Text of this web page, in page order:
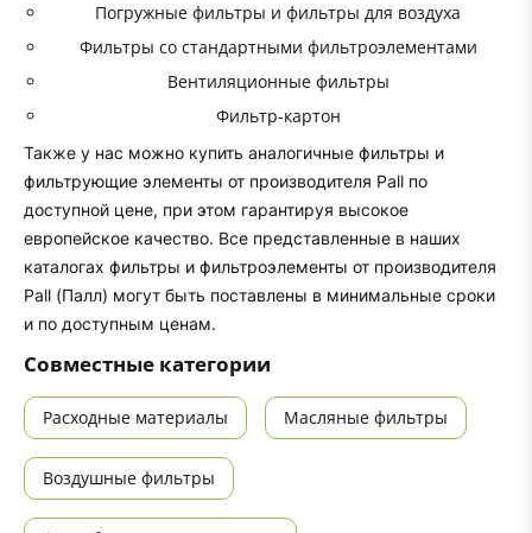
Погружные фильтры и фильтры для воздуха
Фильтры со стандартными фильтроэлементами
Вентиляционные фильтры
Фильтр-картон
Также у нас можно купить аналогичные фильтры и
фильтрующие элементы от производителя Pall по
доступной цене, при этом гарантируя высокое
европейское качество. Все представленные в наших
каталогах фильтры и фильтроэлементы от производителя
Pall (Палл) могут быть поставлены в минимальные сроки
и по доступным ценам.
Совместные категории
Расходные материалы Масляные фильтры
Воздушные фильтры